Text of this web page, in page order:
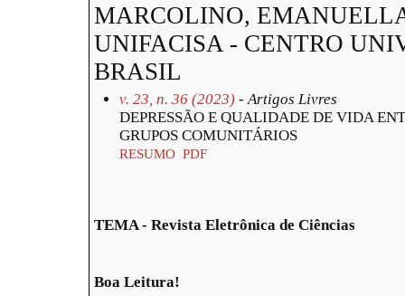
MARCOLINO,
UNIFACISA - CENTRO
BRASIL
v. 23, n. 36 (2023) - Artigos Livres
DEPRESSÃO E QUALIDADE DE VIDA
GRUPOS COMUNITÁRIOS
RESUMO PDF
TEMA - Revista Eletrônica de Ciências
Boa Leitura!